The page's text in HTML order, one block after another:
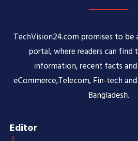
TechVision24.com promises to
portal, where readers can find
information, recent facts
eCommerce,Telecom, Fin-tech
Bangladesh.
Editor